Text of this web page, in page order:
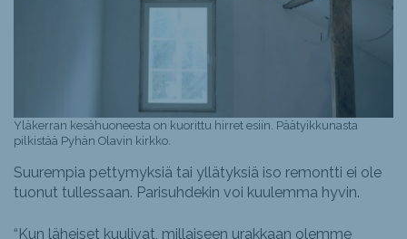
Yläkerran kesähuoneesta on kuorittu hirret esiin. Päätyikkunasta
pilkistää Pyhän Olavin kirkko.
Suurempia pettymyksiä tai yllätyksiä iso remontti ei ole
tuonut tullessaan. Parisuhdekin voi kuulemma hyvin.
“Kun läheiset kuulivat, millaiseen urakkaan olemme